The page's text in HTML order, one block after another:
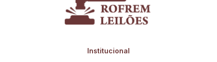
Institucional